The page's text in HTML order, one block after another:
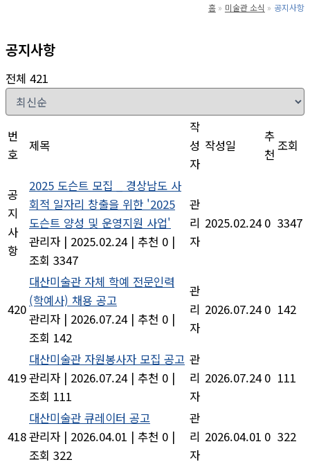
홈 미술관 소식 공지사항
공지사항
전체 421
번
호
제목
작
성
자
작성일
추
천
조회
공
지
사
항
2025 도슨트 모집 _ 경상남도 사
회적 일자리 창출을 위한 '2025
도슨트 양성 및 운영지원 사업'
관리자 | 2025.02.24 | 추천 0 |
조회 3347
관
리
자
2025.02.24 0 3347
420
대산미술관 자체 학예 전문인력
(학예사) 채용 공고
관리자 | 2026.07.24 | 추천 0 |
조회 142
관
리
자
2026.07.24 0 142
419
대산미술관 자원봉사자 모집 공고
관리자 | 2026.07.24 | 추천 0 |
조회 111
관
리
자
2026.07.24 0 111
418
대산미술관 큐레이터 공고
관리자 | 2026.04.01 | 추천 0 |
조회 322
관
리
자
2026.04.01 0 322